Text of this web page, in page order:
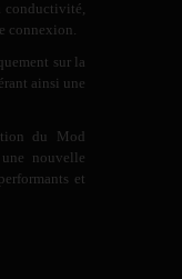
conductivité,
connexion.
sur la
ainsi une
du Mod
nouvelle
et